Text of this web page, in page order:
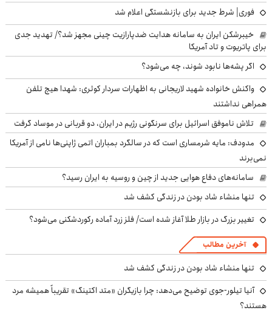
فوری| شرط جدید برای بازنشستگی اعلام شد
خیبرشکن ایران به سامانه هدایت ضدپارازیت چینی مجهز شد؟/ تهدید جدی
برای پاتریوت و تاد آمریکا
اگر پشه‌ها نابود شوند، چه می‌شود؟
واکنش خانواده شهید لاریجانی به اظهارات سردار کوثری: شهدا هیچ تلفن
همراهی نداشتند
تلاش ناموفق اسرائیل برای سرنگونی رژیم در ایران، دو قربانی در موساد گرفت
مدودف: مایه شرمساری است که در سالگرد بمباران اتمی ژاپنی‌ها نامی از آمریکا
نمی‌برند
سامانه‌های دفاع هوایی جدید از چین و روسیه به ایران رسید؟
تنها منشاء شاد بودن در زندگی کشف شد
تغییر بزرگ در بازار طلا آغاز شده است/ فلز زرد آماده رکوردشکنی می‌شود؟
آخرین مطالب
تنها منشاء شاد بودن در زندگی کشف شد
آنیا تیلور-جوی توضیح می‌دهد: چرا بازیگران «متد اکتینگ» تقریباً همیشه مرد
هستند؟